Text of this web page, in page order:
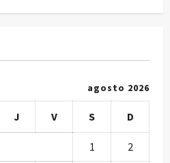
agosto 2026
J V S D
1 2